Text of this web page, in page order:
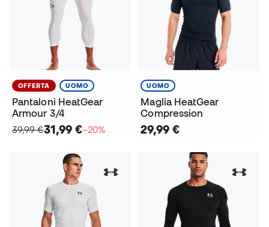
OFFERTA UOMO
Pantaloni HeatGear
Armour 3/4
39,99 €31,99 €−20%
UOMO
Maglia HeatGear
Compression
29,99 €